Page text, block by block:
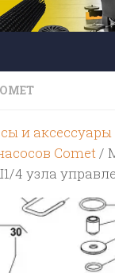
и аксессуары
Comet/
4 узла